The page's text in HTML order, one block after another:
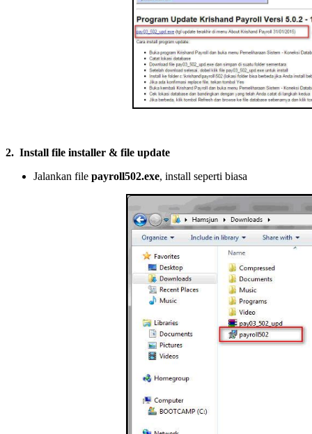
2. Install file installer & file update
Jalankan file payroll502.exe, install seperti biasa